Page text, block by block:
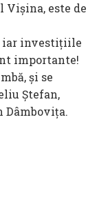
este de
iar investițiile
importante!
și se
Ștefan,
Dâmbovița.